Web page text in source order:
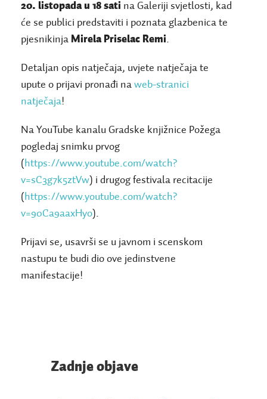
20. listopada u 18 sati na Galeriji svjetlosti, kad
će se publici predstaviti i poznata glazbenica te
pjesnikinja Mirela Priselac Remi.
Detaljan opis natječaja, uvjete natječaja te
upute o prijavi pronađi naweb-stranici
natječaja!
Na YouTube kanalu Gradske knjižnice Požega
pogledaj snimku prvog
( https://www.youtube.com/watch?
v=sC3g7k5ztVw) i drugog festivala recitacije
( https://www.youtube.com/watch?
v=90Ca9aaxHyo).
Prijavi se, usavrši se u javnom i scenskom
nastupu te budi dio ove jedinstvene
manifestacije!
Zadnje objave